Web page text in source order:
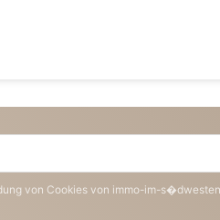
von Cookies von immo-im-